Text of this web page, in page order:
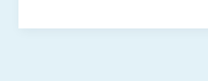
para